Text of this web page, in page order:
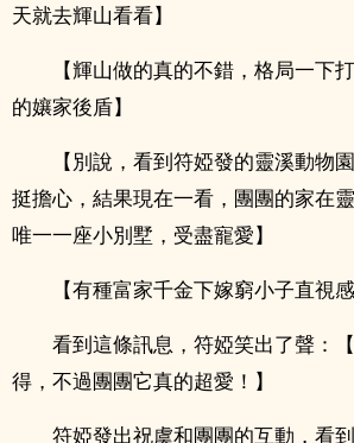
天就去輝山看看】
【輝山做的真的不錯，格局一下
的孃家後盾】
【別說，看到符婭發的靈溪動物
挺擔心，結果現在一看，團團的家在
唯一一座小別墅，受盡寵愛】
【有種富家千金下嫁窮小子直視
看到這條訊息，符婭笑出了聲：
得，不過團團它真的超愛！】
符婭發出祝虞和團團的互動，看